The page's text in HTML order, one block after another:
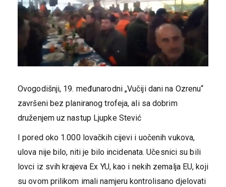
Ovogodišnji, 19. međunarodni „Vučiji dani na Ozrenu“
završeni bez planiranog trofeja, ali sa dobrim
druženjem uz nastup Ljupke Stević
I pored oko 1.000 lovačkih cijevi i uočenih vukova,
ulova nije bilo, niti je bilo incidenata. Učesnici su bili
lovci iz svih krajeva Ex YU, kao i nekih zemalja EU, koji
su ovom prilikom imali namjeru kontrolisano djelovati